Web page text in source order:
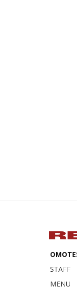
STAFF
MENU